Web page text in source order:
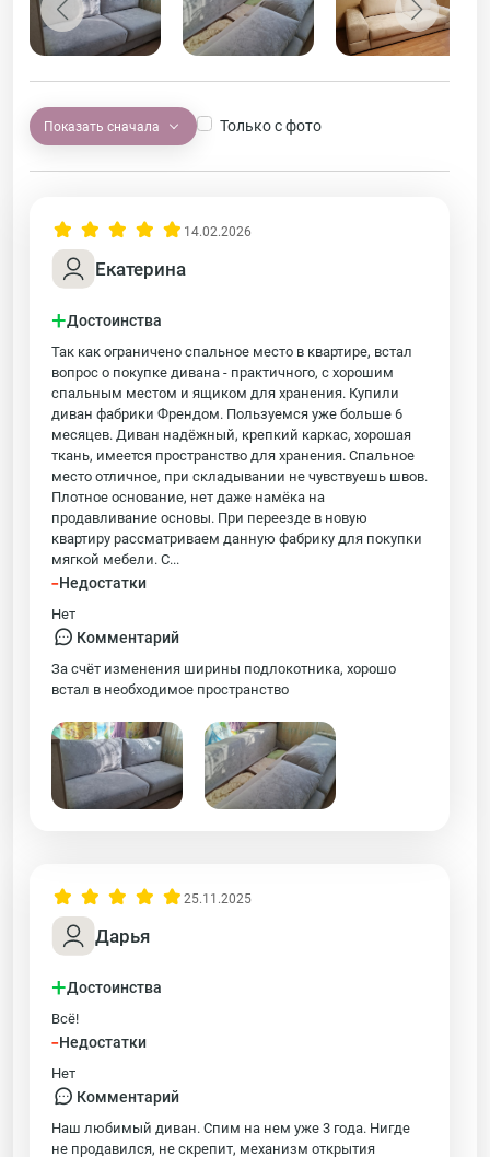
Показать сначала Только с фото
Екатерина
14.02.2026
+Достоинства
Так как ограничено спальное место в квартире, встал
вопрос о покупке дивана - практичного, с хорошим
спальным местом и ящиком для хранения. Купили
диван фабрики Френдом. Пользуемся уже больше 6
месяцев. Диван надёжный, крепкий каркас, хорошая
ткань, имеется пространство для хранения. Спальное
место отличное, при складывании не чувствуешь швов.
Плотное основание, нет даже намёка на
продавливание основы. При переезде в новую
квартиру рассматриваем данную фабрику для покупки
мягкой мебели. С...
-Недостатки
Нет
Комментарий
За счёт изменения ширины подлокотника, хорошо
встал в необходимое пространство
Дарья
25.11.2025
+Достоинства
Всё!
-Недостатки
Нет
Комментарий
Наш любимый диван. Спим на нем уже 3 года. Нигде
не продавился, не скрепит, механизм открытия